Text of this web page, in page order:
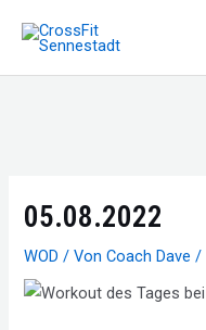
Inhalt
springen
05.08.2022
WOD / VonCoach Dave/